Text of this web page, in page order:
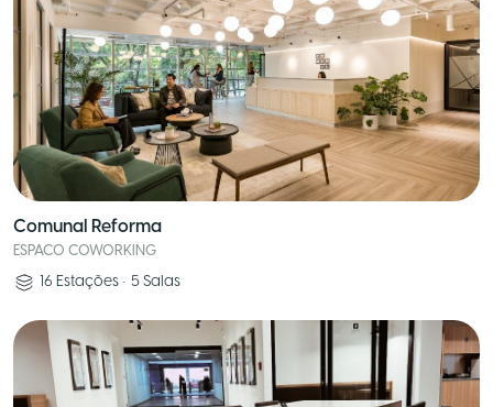
Comunal Reforma
ESPACO COWORKING
16 Estações • 5 Salas